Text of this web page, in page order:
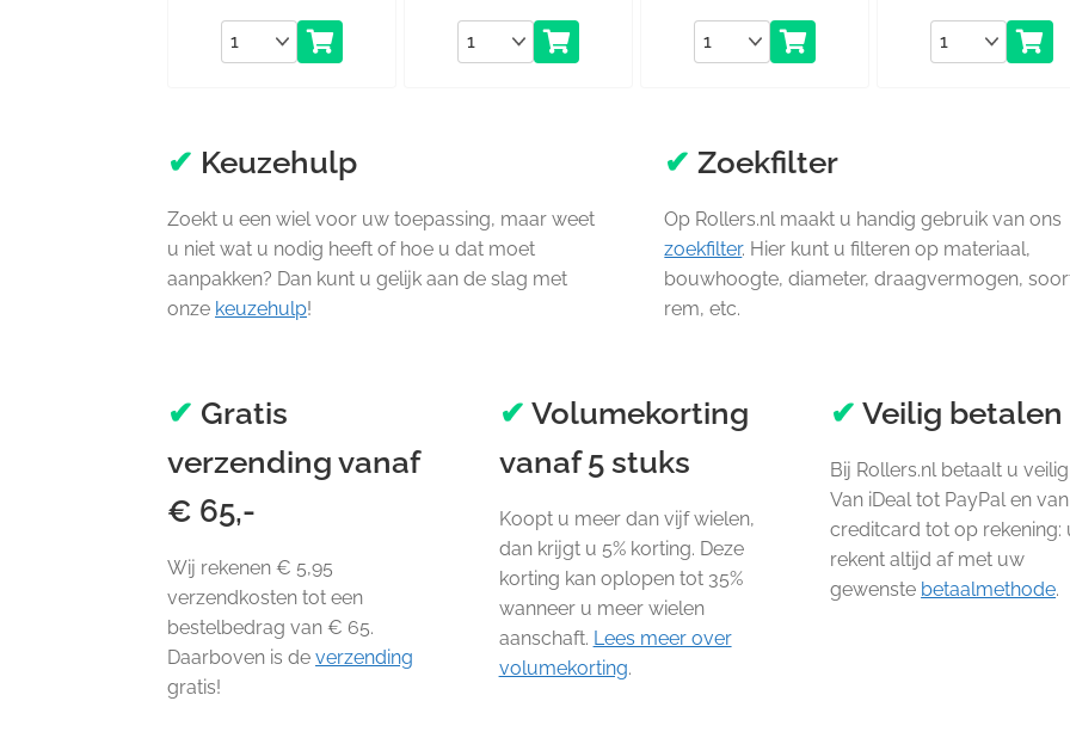
Aantal Aantal Aantal Aantal
✔ Keuzehulp
Zoekt u een wiel voor uw toepassing, maar weet
u niet wat u nodig heeft of hoe u dat moet
aanpakken? Dan kunt u gelijk aan de slag met
onze keuzehulp!
✔ Zoekfilter
Op Rollers.nl maakt u handig gebruik van ons
zoekfilter. Hier kunt u filteren op materiaal,
bouwhoogte, diameter, draagvermogen,
rem, etc.
✔ Gratis
verzending vanaf
€ 65,-
Wij rekenen € 5,95
verzendkosten tot een
bestelbedrag van € 65.
Daarboven is deverzending
gratis!
✔ Volumekorting
vanaf 5 stuks
Koopt u meer dan vijf wielen,
dan krijgt u 5% korting. Deze
korting kan oplopen tot 35%
wanneer u meer wielen
aanschaft. Lees meer over
volumekorting.
✔ Veilig betalen
Bij Rollers.nl betaalt u
Van iDeal tot PayPal en van
creditcard tot op rekening:
rekent altijd af met uw
gewenste betaalmethode.